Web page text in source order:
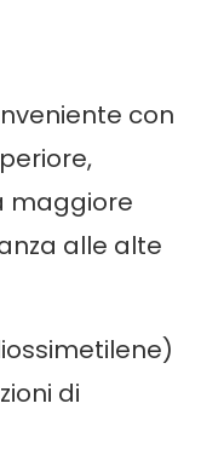
con
maggiore
alle alte